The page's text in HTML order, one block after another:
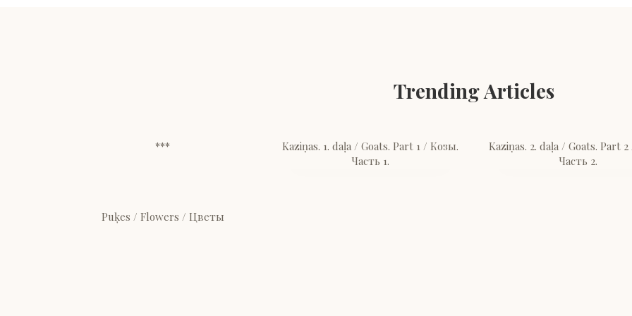
Trending Articles
***
Kaziņas. 1. daļa / Goats. Part 1 / Козы.
Часть 1.
Kaziņas. 2. daļa / Goats. Part
Часть 2.
Puķes / Flowers / Цветы